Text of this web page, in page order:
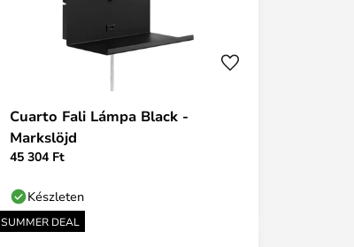
Cuarto Fali Lámpa Black -
Markslöjd
45 304 Ft
Készleten
SUMMER DEAL